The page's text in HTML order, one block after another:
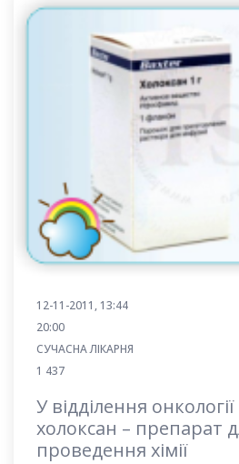
12-11-2011, 13:44
20:00
СУЧАСНА ЛІКАРНЯ
1 437
У відділення
холоксан – препарат
проведення хімії